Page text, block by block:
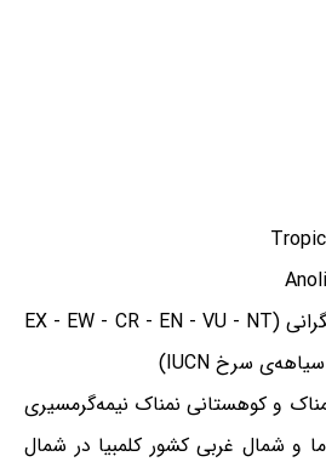
گونه‌ی با کم‌ترین نگرانی (EX - EW - CR - EN - VU - NT
و کوهستانی نمناک نیمه‌گرمسیری
و شمال غربی کشور کلمبیا در شمال